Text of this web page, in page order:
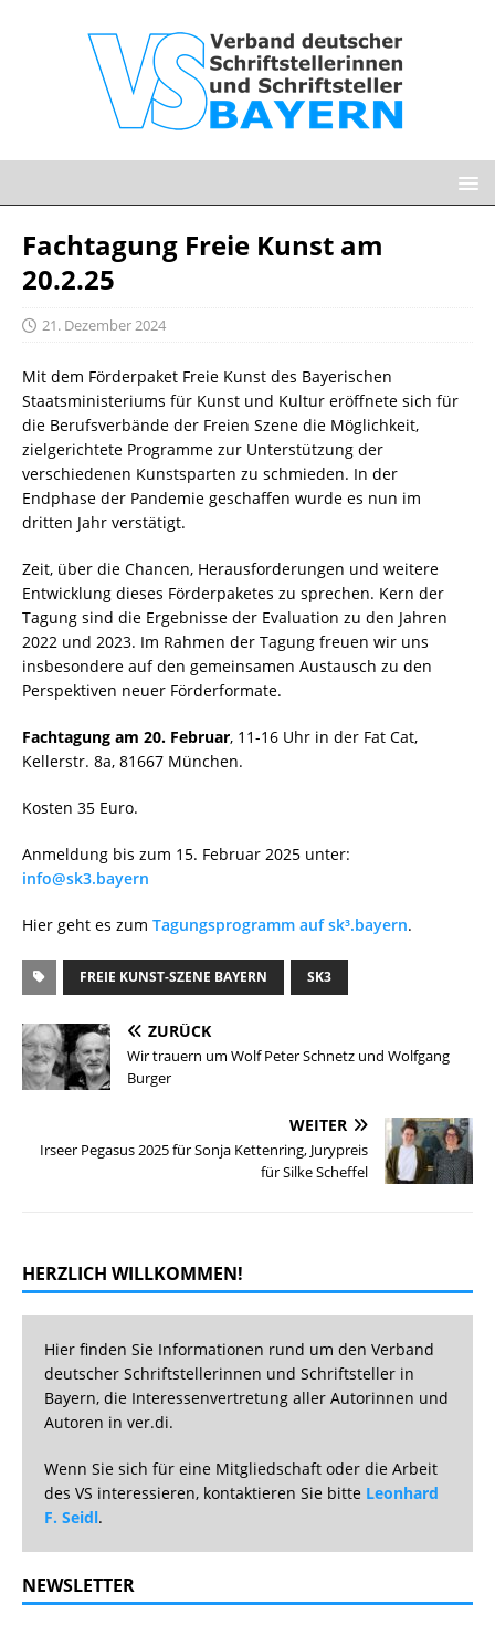
Fachtagung Freie Kunst am
20.2.25
21. Dezember 2024
Mit dem Förderpaket Freie Kunst des Bayerischen
Staatsministeriums für Kunst und Kultur eröffnete sich für
die Berufsverbände der Freien Szene die Möglichkeit,
zielgerichtete Programme zur Unterstützung der
verschiedenen Kunstsparten zu schmieden. In der
Endphase der Pandemie geschaffen wurde es nun im
dritten Jahr verstätigt.
Zeit, über die Chancen, Herausforderungen und weitere
Entwicklung dieses Förderpaketes zu sprechen. Kern der
Tagung sind die Ergebnisse der Evaluation zu den Jahren
2022 und 2023. Im Rahmen der Tagung freuen wir uns
insbesondere auf den gemeinsamen Austausch zu den
Perspektiven neuer Förderformate.
Fachtagung am 20. Februar, 11-16 Uhr in der Fat Cat,
Kellerstr. 8a, 81667 München.
Kosten 35 Euro.
Anmeldung bis zum 15. Februar 2025 unter:
info@sk3.bayern
Hier geht es zum Tagungsprogramm auf sk³.bayern.
FREIE KUNST-SZENE BAYERN SK3
ZURÜCK
Wir trauern um Wolf Peter Schnetz und Wolfgang
Burger
WEITER
Irseer Pegasus 2025 für Sonja Kettenring, Jurypreis
für Silke Scheffel
HERZLICH WILLKOMMEN!
Hier finden Sie Informationen rund um den Verband
deutscher Schriftstellerinnen und Schriftsteller in
Bayern, die Interessenvertretung aller Autorinnen und
Autoren in ver.di.
Wenn Sie sich für eine Mitgliedschaft oder die Arbeit
des VS interessieren, kontaktieren Sie bitte Leonhard
F. Seidl.
NEWSLETTER